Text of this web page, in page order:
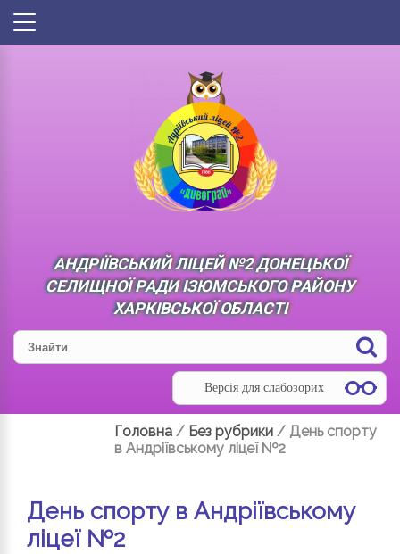
АНДРІЇВСЬКИЙ ЛІЦЕЙ №2 ДОНЕЦЬКОЇ
СЕЛИЩНОЇ РАДИ ІЗЮМСЬКОГО РАЙОНУ
ХАРКІВСЬКОЇ ОБЛАСТІ
Версія для слабозорих
Головна / Без рубрики / День спорту
в Андріївському ліцеї №2
День спорту в Андріївському
ліцеї №2